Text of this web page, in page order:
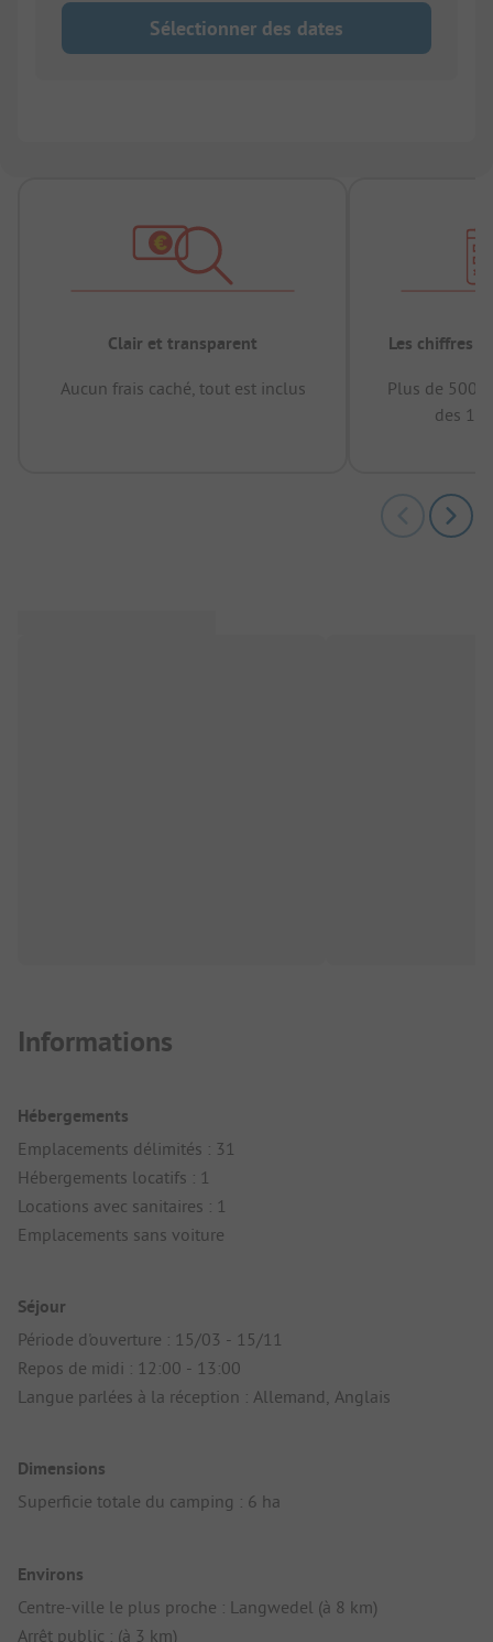
Sélectionner des dates
Clair et transparent
Aucun frais caché, tout est inclus
Les chiffres
Plus de
des 12
Informations
Hébergements
Emplacements délimités : 31
Hébergements locatifs : 1
Locations avec sanitaires : 1
Emplacements sans voiture
Séjour
Période d'ouverture : 15/03 - 15/11
Repos de midi : 12:00 - 13:00
Langue parlées à la réception : Allemand, Anglais
Dimensions
Superficie totale du camping : 6 ha
Environs
Centre-ville le plus proche : Langwedel (à 8 km)
Arrêt public : (à 3 km)